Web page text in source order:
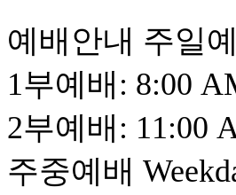
예배안내 주일
1부예배: 8:00
2부예배: 11:00
주중예배